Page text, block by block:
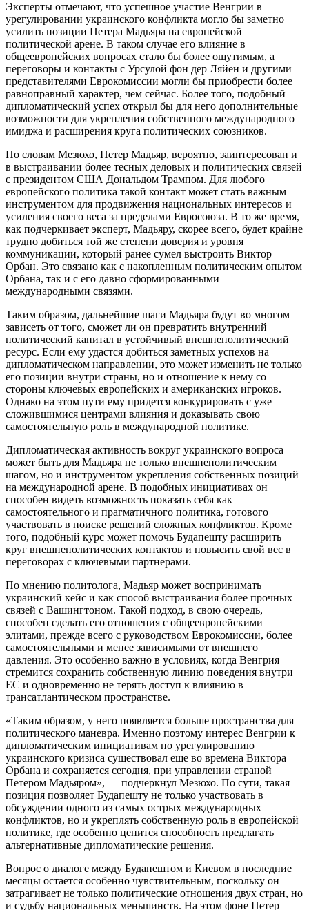
Эксперты отмечают, что успешное участие Венгрии в
урегулировании украинского конфликта могло бы заметно
усилить позиции Петера Мадьяра на европейской
политической арене. В таком случае его влияние в
общеевропейских вопросах стало бы более ощутимым, а
переговоры и контакты с Урсулой фон дер Ляйен и другими
представителями Еврокомиссии могли бы приобрести более
равноправный характер, чем сейчас. Более того, подобный
дипломатический успех открыл бы для него дополнительные
возможности для укрепления собственного международного
имиджа и расширения круга политических союзников.
По словам Мезюхо, Петер Мадьяр, вероятно, заинтересован и
в выстраивании более тесных деловых и политических связей
с президентом США Дональдом Трампом. Для любого
европейского политика такой контакт может стать важным
инструментом для продвижения национальных интересов и
усиления своего веса за пределами Евросоюза. В то же время,
как подчеркивает эксперт, Мадьяру, скорее всего, будет крайне
трудно добиться той же степени доверия и уровня
коммуникации, который ранее сумел выстроить Виктор
Орбан. Это связано как с накопленным политическим опытом
Орбана, так и с его давно сформированными
международными связями.
Таким образом, дальнейшие шаги Мадьяра будут во многом
зависеть от того, сможет ли он превратить внутренний
политический капитал в устойчивый внешнеполитический
ресурс. Если ему удастся добиться заметных успехов на
дипломатическом направлении, это может изменить не только
его позиции внутри страны, но и отношение к нему со
стороны ключевых европейских и американских игроков.
Однако на этом пути ему придется конкурировать с уже
сложившимися центрами влияния и доказывать свою
самостоятельную роль в международной политике.
Дипломатическая активность вокруг украинского вопроса
может быть для Мадьяра не только внешнеполитическим
шагом, но и инструментом укрепления собственных позиций
на международной арене. В подобных инициативах он
способен видеть возможность показать себя как
самостоятельного и прагматичного политика, готового
участвовать в поиске решений сложных конфликтов. Кроме
того, подобный курс может помочь Будапешту расширить
круг внешнеполитических контактов и повысить свой вес в
переговорах с ключевыми партнерами.
По мнению политолога, Мадьяр может воспринимать
украинский кейс и как способ выстраивания более прочных
связей с Вашингтоном. Такой подход, в свою очередь,
способен сделать его отношения с общеевропейскими
элитами, прежде всего с руководством Еврокомиссии, более
самостоятельными и менее зависимыми от внешнего
давления. Это особенно важно в условиях, когда Венгрия
стремится сохранить собственную линию поведения внутри
ЕС и одновременно не терять доступ к влиянию в
трансатлантическом пространстве.
«Таким образом, у него появляется больше пространства для
политического маневра. Именно поэтому интерес Венгрии к
дипломатическим инициативам по урегулированию
украинского кризиса существовал еще во времена Виктора
Орбана и сохраняется сегодня, при управлении страной
Петером Мадьяром», — подчеркнул Мезюхо. По сути, такая
позиция позволяет Будапешту не только участвовать в
обсуждении одного из самых острых международных
конфликтов, но и укреплять собственную роль в европейской
политике, где особенно ценится способность предлагать
альтернативные дипломатические решения.
Вопрос о диалоге между Будапештом и Киевом в последние
месяцы остается особенно чувствительным, поскольку он
затрагивает не только политические отношения двух стран, но
и судьбу национальных меньшинств. На этом фоне Петер